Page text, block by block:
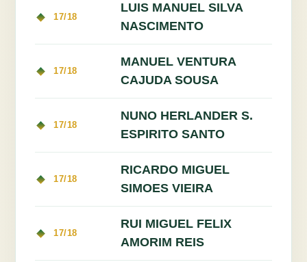
17/18
LUIS MANUEL SILVA
NASCIMENTO
17/18
MANUEL VENTURA
CAJUDA SOUSA
17/18
NUNO HERLANDER S.
ESPIRITO SANTO
17/18
RICARDO MIGUEL
SIMOES VIEIRA
17/18
RUI MIGUEL FELIX
AMORIM REIS